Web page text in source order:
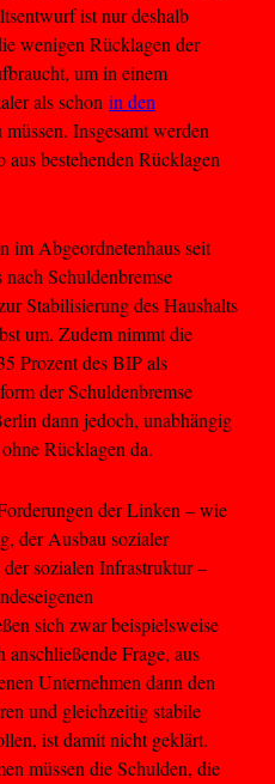
ist nur deshalb
wenigen Rücklagen der
um in einem
als schon in den
Insgesamt werden
bestehenden Rücklagen
im Abgeordnetenhaus seit
Schuldenbremse
Stabilisierung des Haushalts
um. Zudem nimmt die
Prozent des BIP als
der Schuldenbremse
dann jedoch, unabhängig
Rücklagen da.
der Linken – wie
der Ausbau sozialer
sozialen Infrastruktur –
sich zwar beispielsweise
Frage, aus
Unternehmen dann den
und gleichzeitig stabile
ist damit nicht geklärt.
müssen die Schulden, die